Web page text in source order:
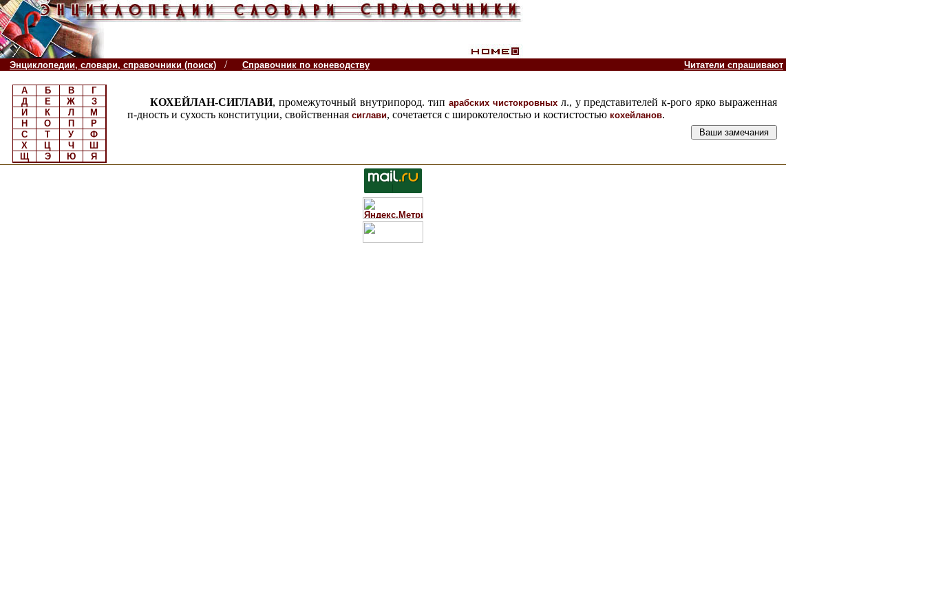
Энциклопедии, словари, справочники (поиск) / Справочник по коневодству Читатели спрашивают
А Б В
Г
Д
Е Ж
З
И
К Л
М
Н
О П
Р
С
Т У
Ф
Х
Ц Ч
Ш
Щ
Э Ю Я
КОХЕЙЛАН-СИГЛАВИ, промежуточный внутрипород. тип арабских чистокровныхл., у представителей к-рого ярко выраженная
п-дность и сухость конституции, свойственная сиглави, сочетается с широкотелостью и костистостью кохейланов.